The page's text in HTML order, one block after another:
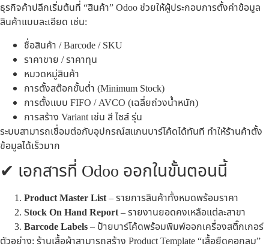
ธุรกิจค้าปลีกเริ่มต้นที่ “สินค้า” Odoo ช่วยให้ผู้ประกอบการตั้งค่าข้อมูล
สินค้าแบบละเอียด เช่น:
ชื่อสินค้า / Barcode / SKU
ราคาขาย / ราคาทุน
หมวดหมู่สินค้า
การตั้งสต๊อกขั้นต่ำ (Minimum Stock)
การตั้งแบบ FIFO / AVCO (เฉลี่ยถ่วงน้ำหนัก)
การสร้าง Variant เช่น สี ไซส์ รุ่น
ระบบสามารถเชื่อมต่อกับอุปกรณ์สแกนบาร์โค้ดได้ทันที ทำให้ร้านค้าตั้ง
ข้อมูลได้เร็วมาก
✔ เอกสารที่ Odoo ออกในขั้นตอนนี้
Product Master List– รายการสินค้าทั้งหมดพร้อมราคา
Stock On Hand Report– รายงานยอดคงเหลือแต่ละสาขา
Barcode Labels– ป้ายบาร์โค้ดพร้อมพิมพ์ออกเครื่องสติ๊กเกอร์
ตัวอย่าง: ร้านเสื้อผ้าสามารถสร้าง Product Template “เสื้อยืดคอกลม”